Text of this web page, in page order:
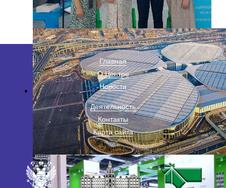
Главная
О Центре
Новости
Деятельность
Контакты
Карта сайта